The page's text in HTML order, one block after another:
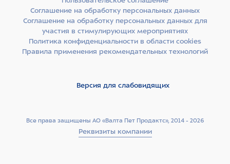
Все права защищены АО «Валта Пет Продактс», 2014 - 2026
Реквизиты компании
Соглашение на обработку персональных данных
Соглашение на обработку персональных данных для
участия в стимулирующих мероприятиях
Политика конфиденциальности в области cookies
Правила применения рекомендательных технологий
Версия для слабовидящих